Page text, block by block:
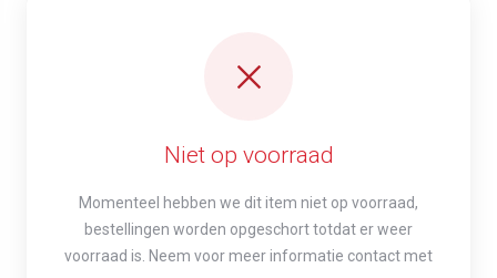
Niet op voorraad
Momenteel hebben we dit item niet op voorraad,
bestellingen worden opgeschort totdat er weer
voorraad is. Neem voor meer informatie contact met